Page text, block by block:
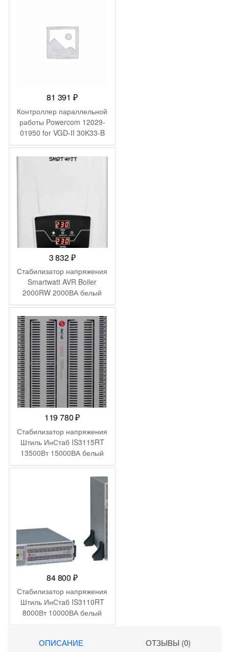
81 391₽
Контроллер параллельной
работы Powercom 12029-
01950 for VGD-II 30K33-B
Hot swap battery
3 832₽
Стабилизатор напряжения
Smartwatt AVR Boiler
2000RW 2000ВА белый
119 780₽
Стабилизатор напряжения
Штиль ИнСтаб IS3115RT
13500Вт 15000ВА белый
84 800₽
Стабилизатор напряжения
Штиль ИнСтаб IS3110RT
8000Вт 10000ВА белый
ОПИСАНИЕ ОТЗЫВЫ (0)